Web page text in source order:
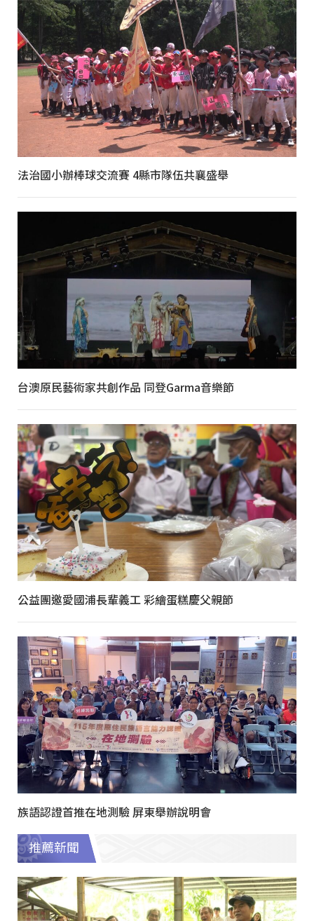
法治國小辦棒球交流賽 4縣市隊伍共襄盛舉
台澳原民藝術家共創作品 同登Garma音樂節
公益團邀愛國浦長輩義工 彩繪蛋糕慶父親節
族語認證首推在地測驗 屏東舉辦說明會
推薦新聞